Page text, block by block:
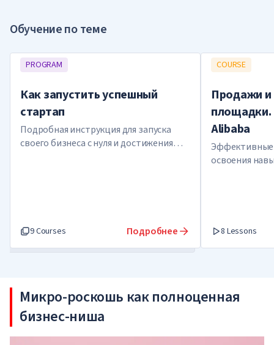
Обучение по теме
PROGRAM
Как запустить успешный
стартап
Подробная инструкция для запуска
своего бизнеса с нуля и достижения
9 Courses Подробнее
COURSE
Продажи
площадки.
Alibaba
Эффективные
освоения
8 Lessons
Микро-роскошь как полноценная
бизнес-ниша